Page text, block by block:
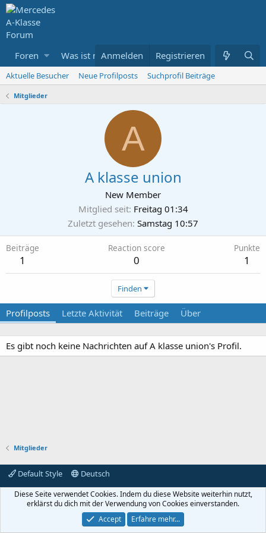
Foren Was ist neu Mitglieder
Anmelden Registrieren
Aktuelle Besucher Neue Profilposts Suchprofil Beiträge
Mitglieder
A
A klasse union
New Member
Mitglied seit Freitag 01:34
Zuletzt gesehen Samstag 10:57
Beiträge
1
Reaction score
0
Punkte
1
Finden
Profilposts Letzte Aktivität Beiträge Über
Es gibt noch keine Nachrichten auf A klasse union's Profil.
Mitglieder
Default Style
Deutsch
Kontakt aufnehmen
Impressum
Bedingungen und Regeln
Datenschutzerklärung
Hilfe
R
S
Forum software by XenForo™© 2010-2019 XenForo Ltd.
Diese Seite verwendet Cookies. Indem du diese Website weiterhin nutzt,
erklärst du dich mit der Verwendung von Cookies einverstanden.
Accept
Erfahre mehr...